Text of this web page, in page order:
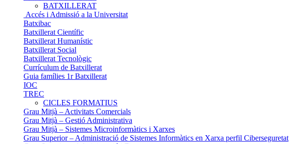
BATXILLERAT
Accés i Admissió a la Universitat
Batxibac
Batxillerat Científic
Batxillerat Humanístic
Batxillerat Social
Batxillerat Tecnològic
Currículum de Batxillerat
Guia famílies 1r Batxillerat
IOC
TREC
CICLES FORMATIUS
Grau Mitjà – Activitats Comercials
Grau Mitjà – Gestió Administrativa
Grau Mitjà – Sistemes Microinformàtics i Xarxes
Grau Superior – Administració de Sistemes Informàtics en Xarxa perfil Ciberseguretat